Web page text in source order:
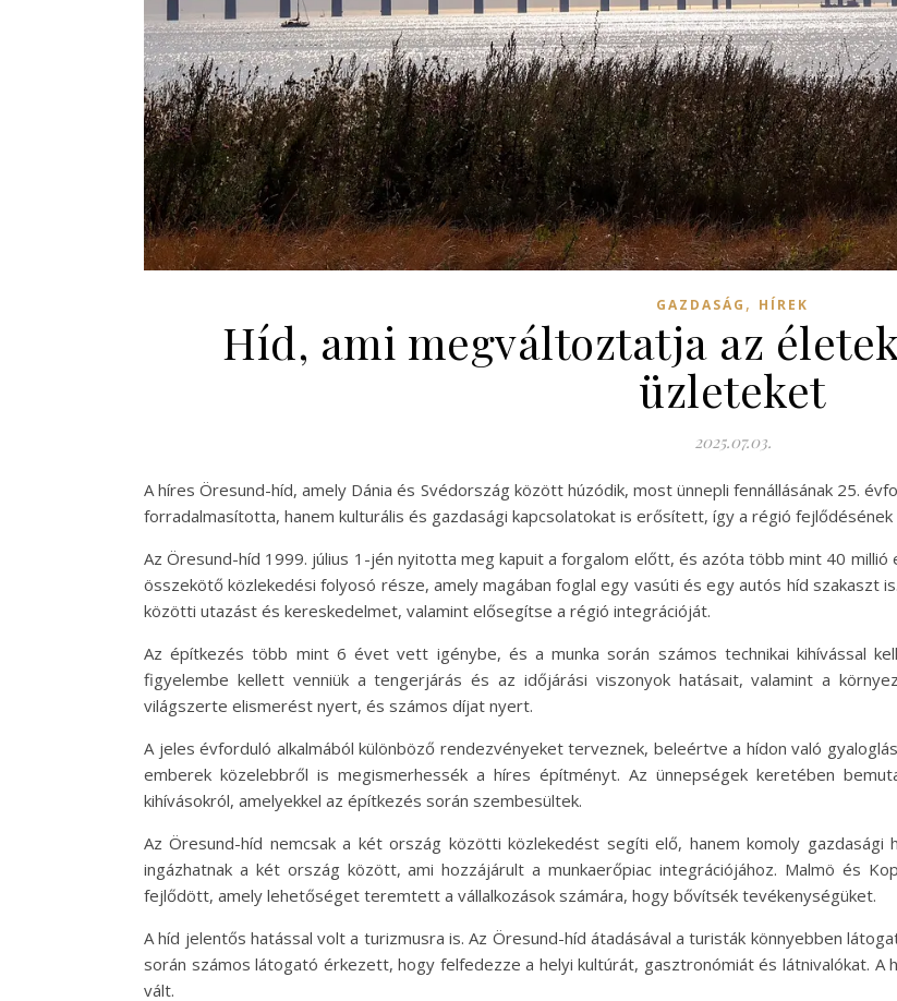
GAZDASÁG , HÍREK
Híd, ami megváltoztatja az
üzleteket
2025.07.03.
A híres Öresund-híd, amely Dánia és Svédország között húzódik, most ünnepli fennállásának 25.
forradalmasította, hanem kulturális és gazdasági kapcsolatokat is erősített, így a régió fejlődésének
Az Öresund-híd 1999. július 1-jén nyitotta meg kapuit a forgalom előtt, és azóta több mint 40 millió
összekötő közlekedési folyosó része, amely magában foglal egy vasúti és egy autós híd szakaszt
közötti utazást és kereskedelmet, valamint elősegítse a régió integrációját.
Az építkezés több mint 6 évet vett igénybe, és a munka során számos technikai kihívással
figyelembe kellett venniük a tengerjárás és az időjárási viszonyok hatásait, valamint a
világszerte elismerést nyert, és számos díjat nyert.
A jeles évforduló alkalmából különböző rendezvényeket terveznek, beleértve a hídon való
emberek közelebbről is megismerhessék a híres építményt. Az ünnepségek keretében
kihívásokról, amelyekkel az építkezés során szembesültek.
Az Öresund-híd nemcsak a két ország közötti közlekedést segíti elő, hanem komoly gazdasági
ingázhatnak a két ország között, ami hozzájárult a munkaerőpiac integrációjához. Malmö és
fejlődött, amely lehetőséget teremtett a vállalkozások számára, hogy bővítsék tevékenységüket.
A híd jelentős hatással volt a turizmusra is. Az Öresund-híd átadásával a turisták könnyebben
során számos látogató érkezett, hogy felfedezze a helyi kultúrát, gasztronómiát és látnivalókat.
vált.